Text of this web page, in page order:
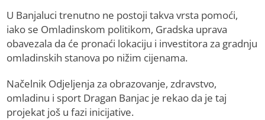
U Banjaluci trenutno ne postoji takva vrsta pomoći,
iako se Omladinskom politikom, Gradska uprava
obavezala da će pronaći lokaciju i investitora za gradnju
omladinskih stanova po nižim cijenama.
Načelnik Odjeljenja za obrazovanje, zdravstvo,
omladinu i sport Dragan Banjac je rekao da je taj
projekat još u fazi inicijative.